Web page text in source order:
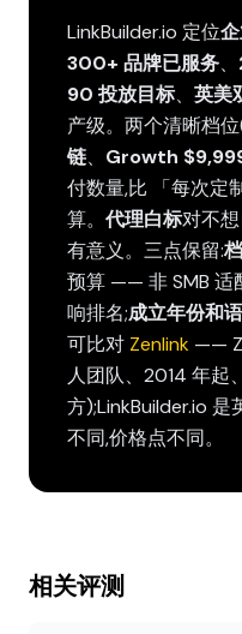
LinkBuilder.io 定位
300+ 品牌已服务、
90 投放目标、 英美
产级。两个清晰档
链、 Growth
付数量,比 「每次定
算。 代理白标对不
有意义。三点保留:
预算 —— 非 SMB 适
响排名;成立年份和
可比对 Zenlink ——
人团队、2014 年起
方);LinkBuilder.io
不同,价格点不同。
相关评测